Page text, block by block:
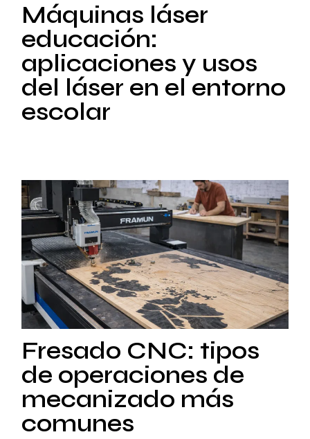
Máquinas láser
educación:
aplicaciones y usos
del láser en el entorno
escolar
Fresado CNC: tipos
de operaciones de
mecanizado más
comunes